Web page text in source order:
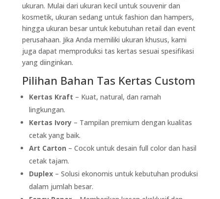
ukuran. Mulai dari ukuran kecil untuk souvenir dan
kosmetik, ukuran sedang untuk fashion dan hampers,
hingga ukuran besar untuk kebutuhan retail dan event
perusahaan. Jika Anda memiliki ukuran khusus, kami
juga dapat memproduksi tas kertas sesuai spesifikasi
yang diinginkan.
Pilihan Bahan Tas Kertas Custom
Kertas Kraft – Kuat, natural, dan ramah
lingkungan.
Kertas Ivory– Tampilan premium dengan kualitas
cetak yang baik.
Art Carton – Cocok untuk desain full color dan hasil
cetak tajam.
Duplex– Solusi ekonomis untuk kebutuhan produksi
dalam jumlah besar.